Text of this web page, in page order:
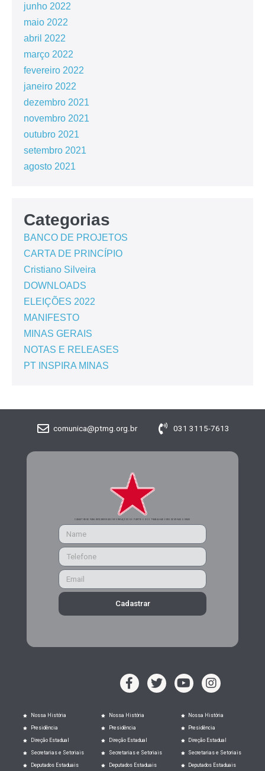
junho 2022
maio 2022
abril 2022
março 2022
fevereiro 2022
janeiro 2022
dezembro 2021
novembro 2021
outubro 2021
setembro 2021
agosto 2021
Categorias
BANCO DE PROJETOS
CARTA DE PRINCÍPIO
Cristiano Silveira
DOWNLOADS
ELEIÇÕES 2022
MANIFESTO
MINAS GERAIS
NOTAS E RELEASES
PT INSPIRA MINAS
comunica@ptmg.org.br 031 3115-7613
CADASTRE-SE PARA RECEBER MAIS INFORMAÇÕES DO PARTIDO DOS TRABALHADORES DE MINAS GERAIS
Cadastrar
Nossa História
Presidência
Direção Estadual
Secretarias e Setoriais
Deputados Estaduais
Nossa História
Presidência
Direção Estadual
Secretarias e Setoriais
Deputados Estaduais
Nossa História
Presidência
Direção Estadual
Secretarias e Setoriais
Deputados Estaduais